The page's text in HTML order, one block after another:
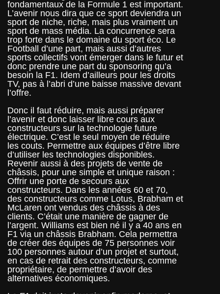
fondamentaux de la Formule 1 est important.
L’avenir nous dira que ce sport deviendra un
sport de niche, riche, mais plus vraiment un
sport de mass média. La concurrence sera
trop forte dans le domaine du sport éco. Le
Football d’une part, mais aussi d’autres
sports collectifs vont émerger dans le futur et
donc prendre une part du sponsoring qu’a
besoin la F1. Idem d’ailleurs pour les droits
TV, pas à l’abri d’une baisse massive devant
l’offre.
Donc il faut réduire, mais aussi préparer
l’avenir et donc laisser libre cours aux
constructeurs sur la technologie future
électrique. C’est le seul moyen de réduire
les couts. Permettre aux équipes d’être libre
d’utiliser les technologies disponibles.
Revenir aussi à des projets de vente de
châssis, pour une simple et unique raison :
Offrir une porte de secours aux
constructeurs. Dans les années 60 et 70,
des constructeurs comme Lotus, Brabham et
McLaren ont vendus des châssis à des
clients. C’était une manière de gagner de
l’argent. Williams est bien né il y a 40 ans en
F1 via un châssis Brabham. Cela permettra
de créer des équipes de 75 personnes voir
100 personnes autour d’un projet et surtout,
en cas de retrait des constructeurs, comme
propriétaire, de permettre d’avoir des
alternatives économiques.